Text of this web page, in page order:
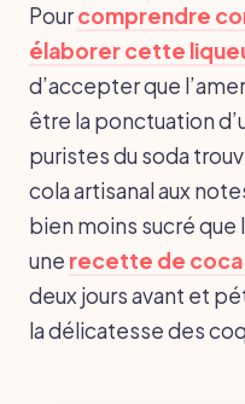
Pourcomprendre
élaborer cette
d’accepter que
être la ponctuation
puristes du soda
cola artisanal aux
bien moins sucré
une recette de coca
deux jours avant et
la délicatesse des